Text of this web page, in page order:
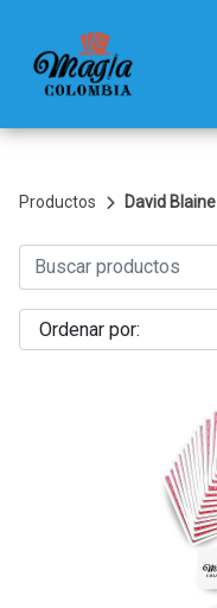
Productos David Blaine